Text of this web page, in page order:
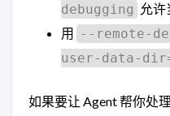
debugging 允许
用
--remote-
user-data-
如果要让 Agent 帮你处